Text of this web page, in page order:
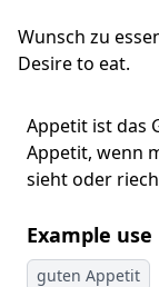
Wunsch zu
Desire to eat.
Appetit ist das
Appetit, wenn
sieht oder
Example use
guten Appetit